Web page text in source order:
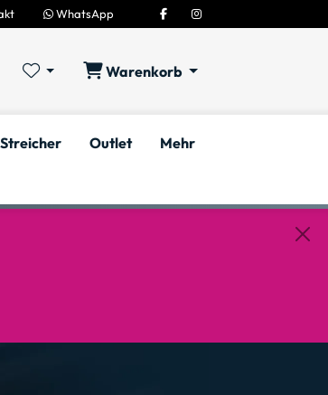
WhatsApp
Warenkorb
Streicher Outlet Mehr